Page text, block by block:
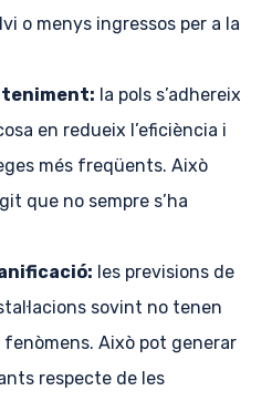
o menys ingressos per a la
la pols s’adhereix
en redueix l’eficiència i
més freqüents. Això
que no sempre s’ha
les previsions de
sovint no tenen
Això pot generar
respecte de les